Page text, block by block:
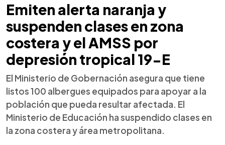
Emiten alerta naranja y
suspenden clases en zona
costera y el AMSS por
depresión tropical 19-E
El Ministerio de Gobernación asegura que tiene
listos 100 albergues equipados para apoyar a la
población que pueda resultar afectada. El
Ministerio de Educación ha suspendido clases en
la zona costera y área metropolitana.